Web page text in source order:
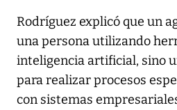
Rodríguez explicó que un
una persona utilizando
inteligencia artificial, sino
para realizar procesos
con sistemas